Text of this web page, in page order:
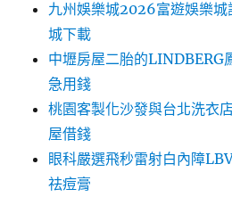
九州娛樂城2026富遊娛樂城
城下載
中壢房屋二胎的LINDBERG
急用錢
桃園客製化沙發與台北洗衣
屋借錢
眼科嚴選飛秒雷射白內障
祛痘膏